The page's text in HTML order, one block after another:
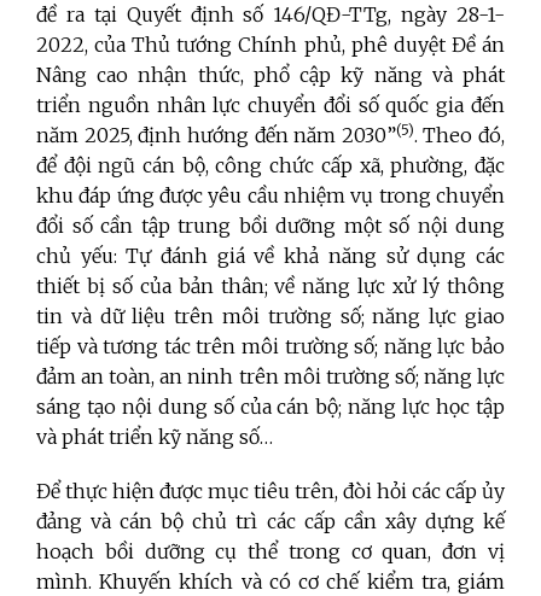
đề ra tại Quyết định số 146/QĐ-TTg, ngày 28-1-
2022, của Thủ tướng Chính phủ, phê duyệt Đề án
Nâng cao nhận thức, phổ cập kỹ năng và phát
triển nguồn nhân lực chuyển đổi số quốc gia đến
năm 2025, định hướng đến năm 2030”(5). Theo đó,
để đội ngũ cán bộ, công chức cấp xã, phường, đặc
khu đáp ứng được yêu cầu nhiệm vụ trong chuyển
đổi số cần tập trung bồi dưỡng một số nội dung
chủ yếu: Tự đánh giá về khả năng sử dụng các
thiết bị số của bản thân; về năng lực xử lý thông
tin và dữ liệu trên môi trường số; năng lực giao
tiếp và tương tác trên môi trường số; năng lực bảo
đảm an toàn, an ninh trên môi trường số; năng lực
sáng tạo nội dung số của cán bộ; năng lực học tập
và phát triển kỹ năng số…
Để thực hiện được mục tiêu trên, đòi hỏi các cấp ủy
đảng và cán bộ chủ trì các cấp cần xây dựng kế
hoạch bồi dưỡng cụ thể trong cơ quan, đơn vị
mình. Khuyến khích và có cơ chế kiểm tra, giám